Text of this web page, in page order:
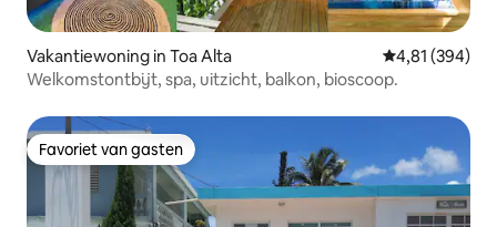
Vakantiewoning in Toa Alta Gemiddelde
4,81 (394)
Welkomstontbijt, spa, uitzicht, balkon, bioscoop.
Favoriet van gasten
Favoriet van gasten